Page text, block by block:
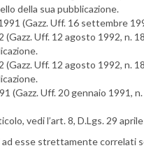
della sua pubblicazione.
(Gazz. Uff. 16 settembre
Uff. 12 agosto 1992, n.
Uff. 12 agosto 1992, n.
(Gazz. Uff. 20 gennaio 1991,
vedi l’art. 8, D.Lgs. 29
esse strettamente correlati